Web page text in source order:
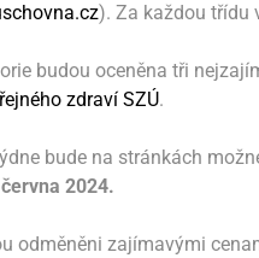
). Za každou třídu
budou oceněna tři
zdraví SZÚ.
bude na stránkách
2024.
odměněni zajímavými